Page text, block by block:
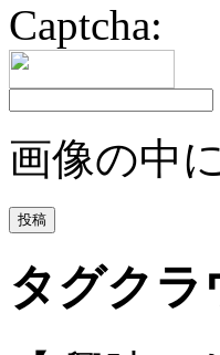
Captcha:
画像の中
タグクラ